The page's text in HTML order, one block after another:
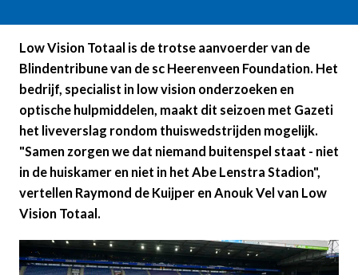
Low Vision Totaal is de trotse aanvoerder van de
Blindentribune van de sc Heerenveen Foundation. Het
bedrijf, specialist in low vision onderzoeken en
optische hulpmiddelen, maakt dit seizoen met Gazeti
het liveverslag rondom thuiswedstrijden mogelijk.
"Samen zorgen we dat niemand buitenspel staat - niet
in de huiskamer en niet in het Abe Lenstra Stadion",
vertellen Raymond de Kuijper en Anouk Vel van Low
Vision Totaal.